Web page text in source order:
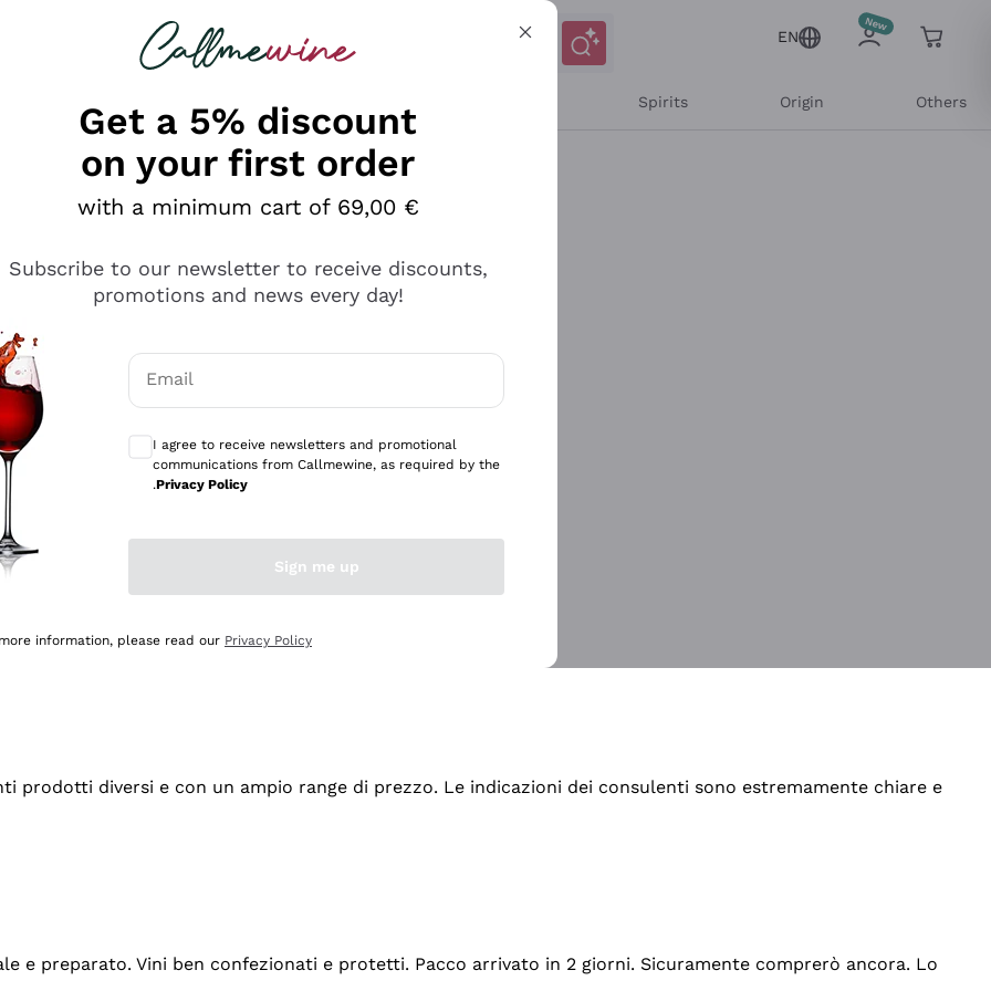
looking for
EN
Spirits Origin Others
professionalità
diversi e con un ampio range di prezzo. Le indicazioni dei consulenti sono estremamente chiare e
e preparato. Vini ben confezionati e protetti. Pacco arrivato in 2 giorni. Sicuramente comprerò ancora. Lo
Get a 5% discount
on your first order
with a minimum cart of 69,00 €
Subscribe to our newsletter to receive discounts,
promotions and news every day!
Email
I agree to receive newsletters and promotional
communications from Callmewine, as required by the
.Privacy Policy
Sign me up
information, please read our Privacy Policy